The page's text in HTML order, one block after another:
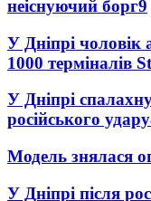
неіснуючий борг9
У Дніпрі чоловік
1000 терміналів
У Дніпрі
російського удару
Модель знялася
У Дніпрі після